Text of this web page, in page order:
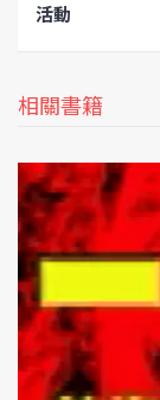
活動
相關書籍